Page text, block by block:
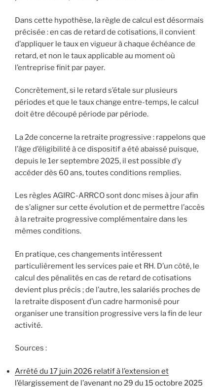
Dans cette hypothèse, la règle de calcul est désormais
précisée : en cas de retard de cotisations, il convient
d’appliquer le taux en vigueur à chaque échéance de
retard, et non le taux applicable au moment où
l’entreprise finit par payer.
Concrètement, si le retard s’étale sur plusieurs
périodes et que le taux change entre-temps, le calcul
doit être découpé période par période.
La 2de concerne la retraite progressive : rappelons que
l’âge d’éligibilité à ce dispositif a été abaissé puisque,
depuis le 1er septembre 2025, il est possible d’y
accéder dès 60 ans, toutes conditions remplies.
Les règles AGIRC-ARRCO sont donc mises à jour afin
de s’aligner sur cette évolution et de permettre l’accès
à la retraite progressive complémentaire dans les
mêmes conditions.
En pratique, ces changements intéressent
particulièrement les services paie et RH. D’un côté, le
calcul des pénalités en cas de retard de cotisations
devient plus précis ; de l’autre, les salariés proches de
la retraite disposent d’un cadre harmonisé pour
organiser une transition progressive vers la fin de leur
activité.
Sources :
Arrêté du 17 juin 2026 relatif à l’extension et
l’élargissement de l’avenant no 29 du 15 octobre 2025